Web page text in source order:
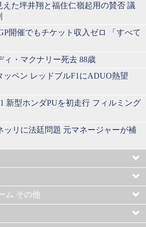
えた坪井翔と福住仁嶺起用の賛否 議
開催でもチケット収入ゼロ 「すべて
ィ・マクナリー死去 88歳
ッペン レッドブルF1にADUO熱望
新型ホンダPUを初走行 フィルミング
ッリに法廷問題 元マネージャーが補
ム その他